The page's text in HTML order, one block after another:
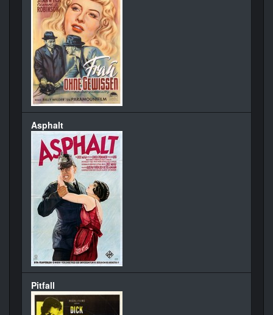
Asphalt
Pitfall